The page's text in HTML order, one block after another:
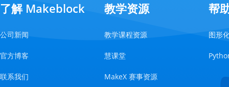
了解 Makeblock
公司新闻
官方博客
联系我们
教学资源
教学课程资源
慧课堂
MakeX 赛事资源
帮
图形